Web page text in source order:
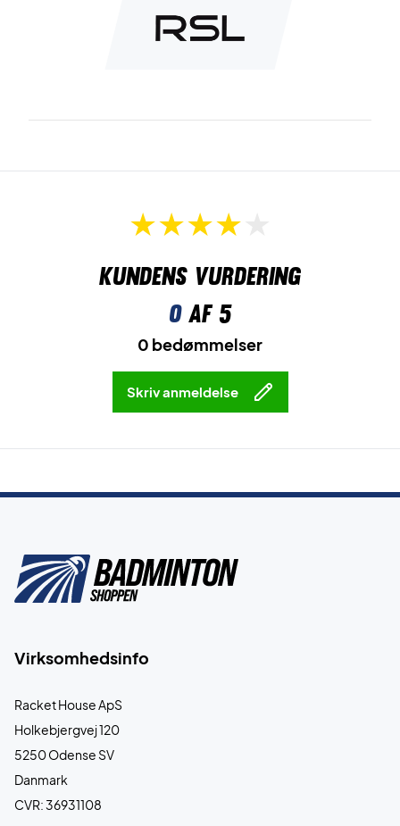
Kundens vurdering
0af 5
0 bedømmelser
Skriv anmeldelse
Virksomhedsinfo
Racket House ApS
Holkebjergvej 120
5250 Odense SV
Danmark
CVR: 36931108